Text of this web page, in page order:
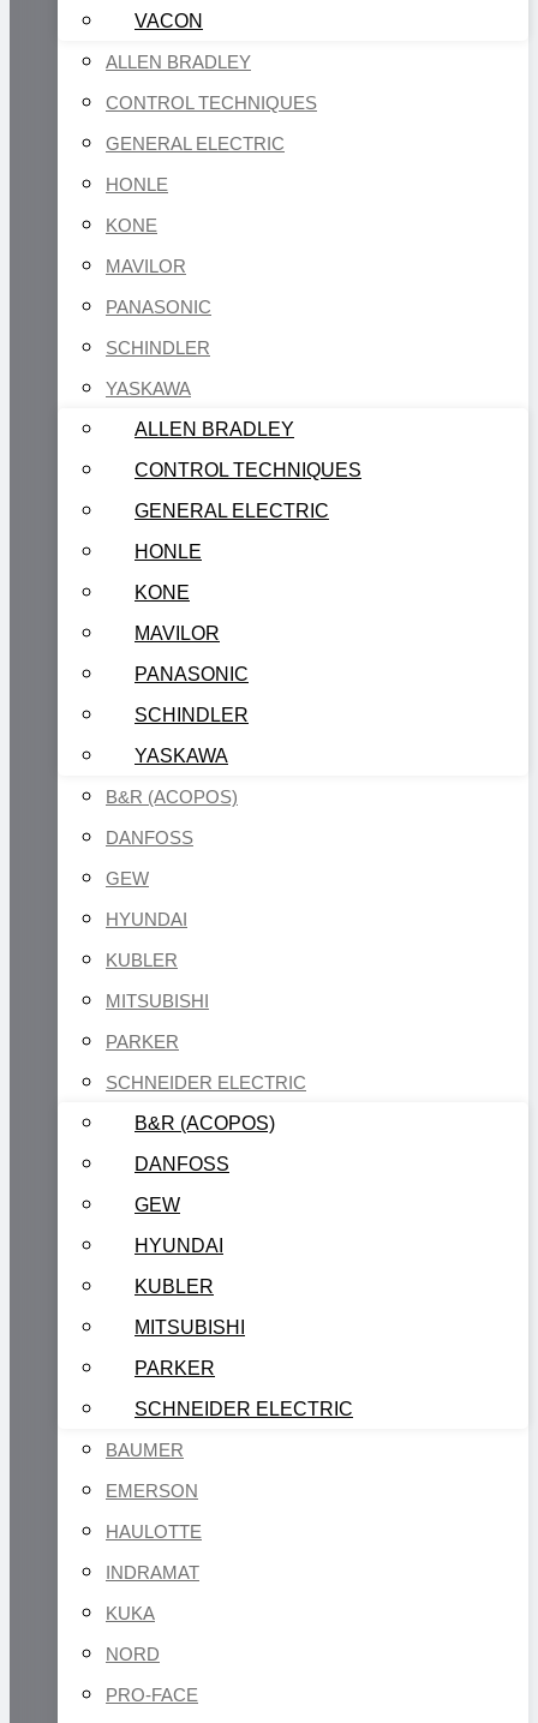
VACON
ALLEN BRADLEY
CONTROL TECHNIQUES
GENERAL ELECTRIC
HONLE
KONE
MAVILOR
PANASONIC
SCHINDLER
YASKAWA
ALLEN BRADLEY
CONTROL TECHNIQUES
GENERAL ELECTRIC
HONLE
KONE
MAVILOR
PANASONIC
SCHINDLER
YASKAWA
B&R (ACOPOS)
DANFOSS
GEW
HYUNDAI
KUBLER
MITSUBISHI
PARKER
SCHNEIDER ELECTRIC
B&R (ACOPOS)
DANFOSS
GEW
HYUNDAI
KUBLER
MITSUBISHI
PARKER
SCHNEIDER ELECTRIC
BAUMER
EMERSON
HAULOTTE
INDRAMAT
KUKA
NORD
PRO-FACE